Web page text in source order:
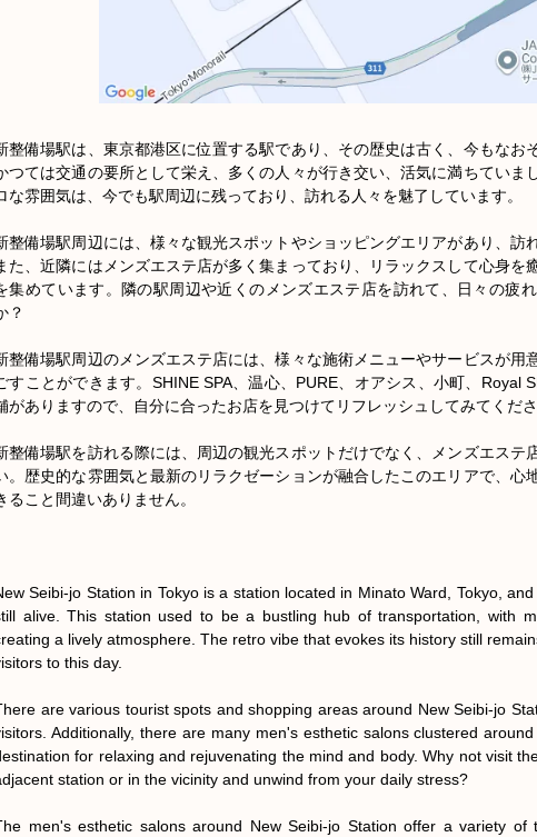
整備場駅は、東京都港区に位置する駅であり、その歴史は古く、今もなお
つては交通の要所として栄え、多くの人々が行き交い、活気に満ちていま
な雰囲気は、今でも駅周辺に残っており、訪れる人々を魅了しています。
整備場駅周辺には、様々な観光スポットやショッピングエリアがあり、訪
た、近隣にはメンズエステ店が多く集まっており、リラックスして心身を
集めています。隣の駅周辺や近くのメンズエステ店を訪れて、日々の疲
？
整備場駅周辺のメンズエステ店には、様々な施術メニューやサービスが用
すことができます。SHINE SPA、温心、PURE、オアシス、小町、Royal
がありますので、自分に合ったお店を見つけてリフレッシュしてみてくださ
整備場駅を訪れる際には、周辺の観光スポットだけでなく、メンズエステ
。歴史的な雰囲気と最新のリラクゼーションが融合したこのエリアで、心
ること間違いありません。
Seibi-jo Station in Tokyo is a station located in Minato Ward, Tokyo,
alive. This station used to be a bustling hub of transportation, with
a lively atmosphere. The retro vibe that evokes its history still
to this day.
are various tourist spots and shopping areas around New Seibi-jo
Additionally, there are many men's esthetic salons clustered
for relaxing and rejuvenating the mind and body. Why not visit
station or in the vicinity and unwind from your daily stress?
men's esthetic salons around New Seibi-jo Station offer a variety of